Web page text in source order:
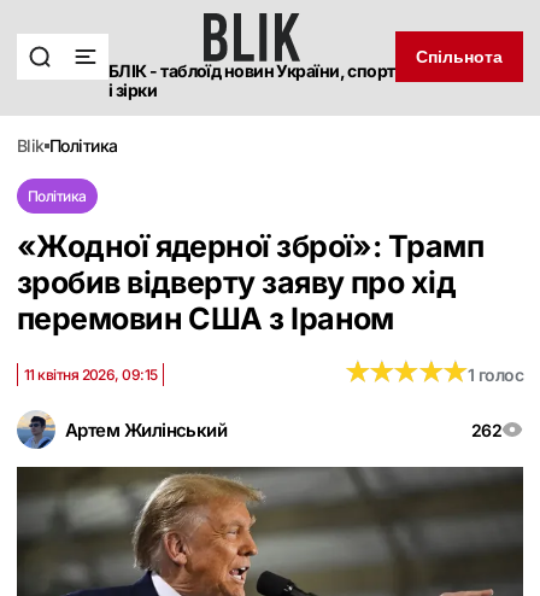
БЛІК - таблоїд новин України, спорт
і зірки
Спільнота
blik політика
Політика
«Жодної ядерної зброї»: Трамп
зробив відверту заяву про хід
перемовин США з Іраном
Артем Жилінський 262
11 квітня 2026, 09:15 ★★★★★
★★★★★1 голос